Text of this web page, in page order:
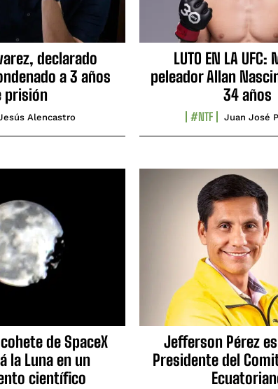
declarado
a 3 años
prisión
Alencastro
LUTO EN LA
peleador Allan
34 años
#NTF Juan José
de SpaceX
la Luna en un
científico
Jefferson Pérez
Presidente del